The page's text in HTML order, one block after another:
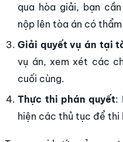
qua hòa giải, bạn
nộp lên tòa án có
Giải quyết vụ án tại
vụ án, xem xét các
cuối cùng.
Thực thi phán quyết:
hiện các thủ tục để thi